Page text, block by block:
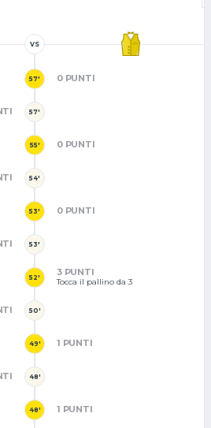
VS
57' 0 PUNTI
57'
55' 0 PUNTI
54'
53' 0 PUNTI
53'
52' 3 PUNTI
Tocca il pallino da 3
50'
49' 1 PUNTI
48'
48' 1 PUNTI